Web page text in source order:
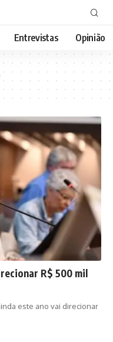
Entrevistas Opinião
R$ 500 mil
este ano vai direcionar